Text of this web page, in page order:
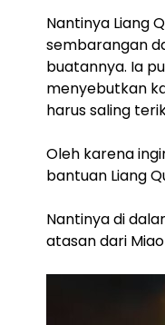
Nantinya Liang
sembarangan
buatannya. Ia
menyebutkan
harus saling
Oleh karena
bantuan Liang
Nantinya di
atasan dari